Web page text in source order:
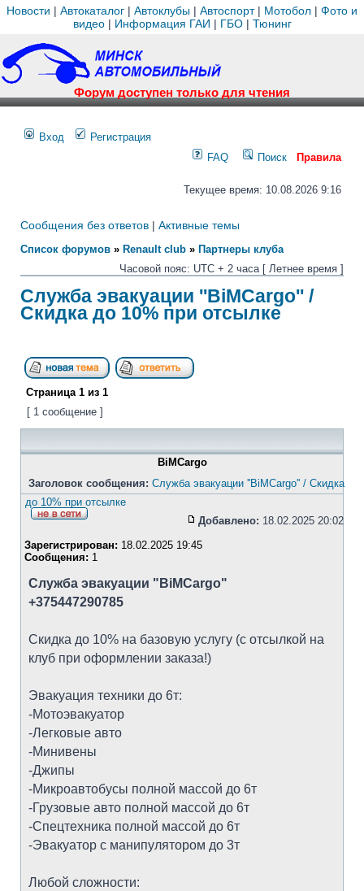
Новости | Автокаталог | Автоклубы | Автоспорт| Мотобол | Фото и
видео| Информация ГАИ | ГБО| Тюнинг
Форум доступен только для чтения
Вход
Регистрация
FAQ
Поиск Правила
Текущее время: 10.08.2026 9:16
Сообщения без ответов | Активные темы
Список форумов » Renault club » Партнеры клуба
Часовой пояс: UTC + 2 часа [ Летнее время ]
Служба эвакуации ''BiMCargo'' /
Скидка до 10% при отсылке
Страница 1 из 1
[ 1 сообщение ]
BiMCargo
Заголовок сообщения: Служба эвакуации ''BiMCargo'' / Скидка
до 10% при отсылке
Добавлено: 18.02.2025 20:02
Зарегистрирован: 18.02.2025 19:45
Сообщения: 1
Служба эвакуации "BiMCargo"
+375447290785
Скидка до 10% на базовую услугу (с отсылкой на
клуб при оформлении заказа!)
Эвакуация техники до 6т:
-Мотоэвакуатор
-Легковые авто
-Минивены
-Джипы
-Микроавтобусы полной массой до 6т
-Грузовые авто полной массой до 6т
-Спецтехника полной массой до 6т
-Эвакуатор с манипулятором до 3т
Любой сложности: